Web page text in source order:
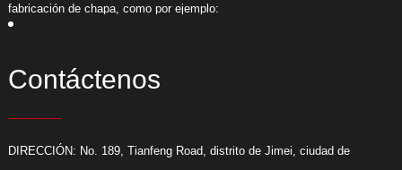
fabricación de chapa, como por ejemplo:
Contáctenos
DIRECCIÓN: No. 189, Tianfeng Road, distrito de Jimei, ciudad de